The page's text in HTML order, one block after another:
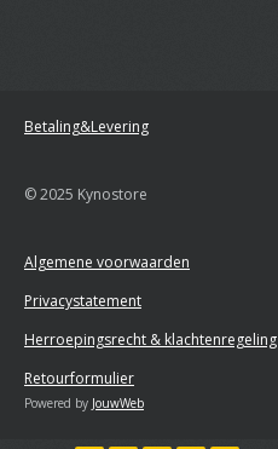
Betaling&Levering
© 2025 Kynostore
Algemene voorwaarden
Privacystatement
Herroepingsrecht & klachtenregeling
Retourformulier
Powered by JouwWeb